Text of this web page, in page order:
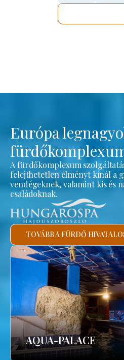
Európa
A fürdőkomplexum
felejthetetlen élményt kínál a
vendégeknek, valamint kis és
családoknak.
TOVÁBB A FÜRDŐ
AQUA-PALACE